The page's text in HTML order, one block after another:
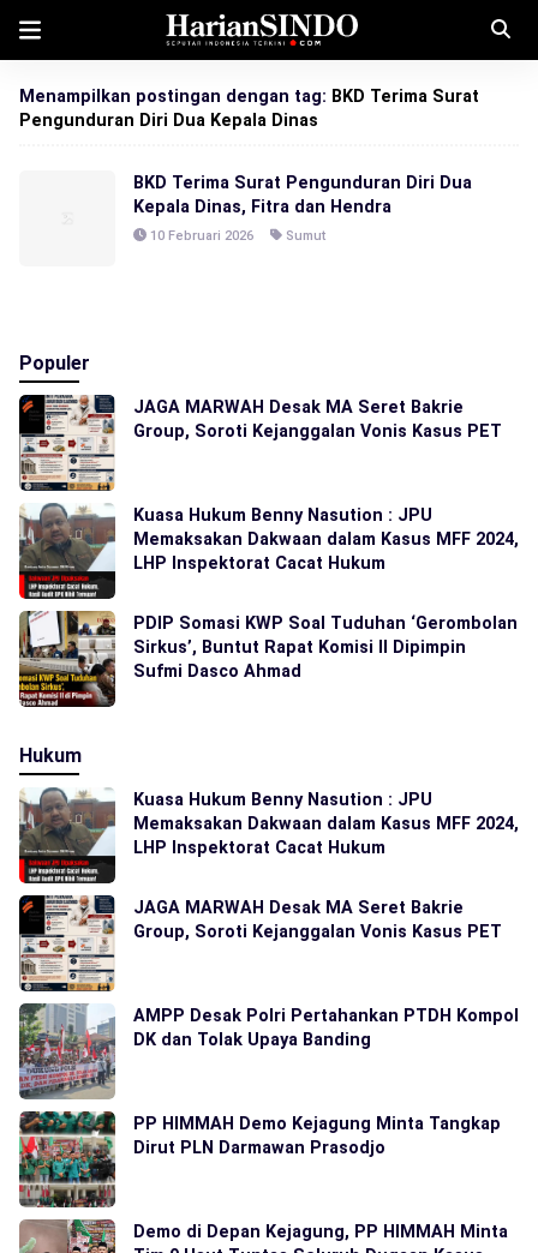
Menampilkan postingan dengan tag: BKD Terima Surat
Pengunduran Diri Dua Kepala Dinas
BKD Terima Surat Pengunduran Diri Dua
Kepala Dinas, Fitra dan Hendra
10 Februari 2026 Sumut
Populer
JAGA MARWAH Desak MA Seret Bakrie
Group, Soroti Kejanggalan Vonis Kasus PET
Kuasa Hukum Benny Nasution : JPU
Memaksakan Dakwaan dalam Kasus MFF 2024,
LHP Inspektorat Cacat Hukum
PDIP Somasi KWP Soal Tuduhan ‘Gerombolan
Sirkus’, Buntut Rapat Komisi II Dipimpin
Sufmi Dasco Ahmad
Hukum
Kuasa Hukum Benny Nasution : JPU
Memaksakan Dakwaan dalam Kasus MFF 2024,
LHP Inspektorat Cacat Hukum
JAGA MARWAH Desak MA Seret Bakrie
Group, Soroti Kejanggalan Vonis Kasus PET
AMPP Desak Polri Pertahankan PTDH Kompol
DK dan Tolak Upaya Banding
PP HIMMAH Demo Kejagung Minta Tangkap
Dirut PLN Darmawan Prasodjo
Demo di Depan Kejagung, PP HIMMAH Minta